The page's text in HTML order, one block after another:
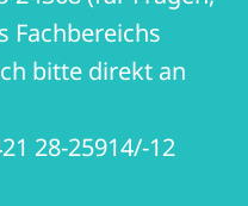
Fachbereichs
bitte direkt an
28-25914/-12